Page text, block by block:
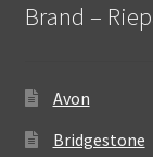
Brand –
Avon
Bridgestone